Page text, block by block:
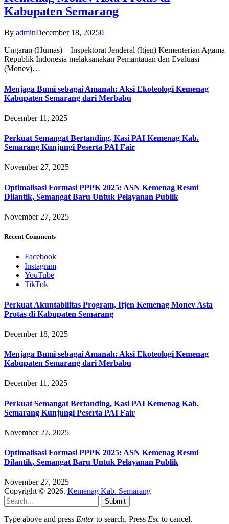
Kabupaten Semarang
By adminDecember 18, 20250
Ungaran (Humas) – Inspektorat Jenderal (Itjen) Kementerian Agama
Republik Indonesia melaksanakan Pemantauan dan Evaluasi
(Monev)…
Menjaga Bumi sebagai Amanah: Aksi Ekoteologi Kemenag
Kabupaten Semarang dari Merbabu
December 11, 2025
Perkuat Semangat Bertanding, Kasi PAI Kemenag Kab.
Semarang Kunjungi Peserta PAI Fair
November 27, 2025
Optimalisasi Formasi PPPK 2025: ASN Kemenag Resmi
Dilantik, Semangat Baru Untuk Pelayanan Publik
November 27, 2025
Recent Comments
Facebook
Instagram
YouTube
TikTok
Perkuat Akuntabilitas Program, Itjen Kemenag Monev Asta
Protas di Kabupaten Semarang
December 18, 2025
Menjaga Bumi sebagai Amanah: Aksi Ekoteologi Kemenag
Kabupaten Semarang dari Merbabu
December 11, 2025
Perkuat Semangat Bertanding, Kasi PAI Kemenag Kab.
Semarang Kunjungi Peserta PAI Fair
November 27, 2025
Optimalisasi Formasi PPPK 2025: ASN Kemenag Resmi
Dilantik, Semangat Baru Untuk Pelayanan Publik
November 27, 2025
Copyright © 2026. Kemenag Kab. Semarang
Submit
Type above and press Enterto search. Press Esc to cancel.